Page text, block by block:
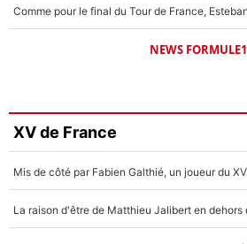
NEWS FORMULE1
XV de France